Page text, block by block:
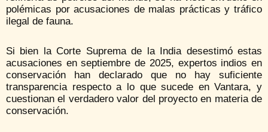
polémicas por acusaciones de malas prácticas y tráfico
ilegal de fauna.
Si bien la Corte Suprema de la India desestimó estas
acusaciones en septiembre de 2025, expertos indios en
conservación han declarado que no hay suficiente
transparencia respecto a lo que sucede en Vantara, y
cuestionan el verdadero valor del proyecto en materia de
conservación.